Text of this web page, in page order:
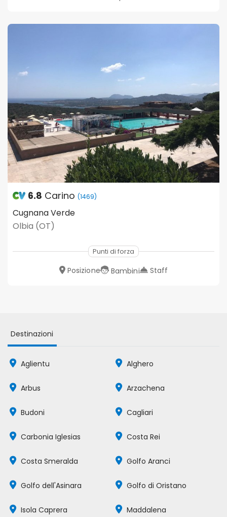
6.8 Carino (1469)
Cugnana Verde
Olbia (OT)
Punti di forza
Posizione Bambini Staff
Destinazioni
Aglientu Alghero
Arbus Arzachena
Budoni Cagliari
Carbonia Iglesias Costa Rei
Costa Smeralda Golfo Aranci
Golfo dell'Asinara Golfo di Oristano
Isola Caprera Maddalena